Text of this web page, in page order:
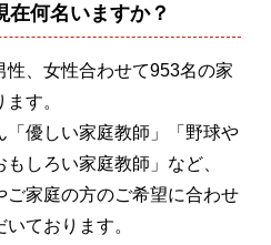
在何名いますか？
性、女性合わせて953名の家
す。
「優しい家庭教師」「野球や
しろい家庭教師」など、
ご家庭の方のご希望に合わせ
ております。